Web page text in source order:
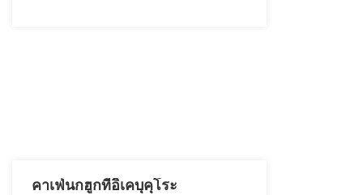
คาเฟ่นกฮูกที่อิเคบุคุโระ